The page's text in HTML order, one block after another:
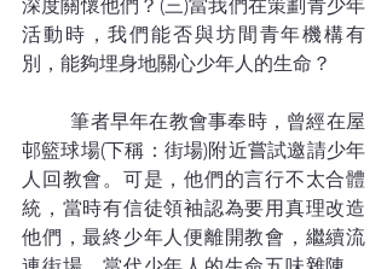
深度關懷他們？(三)當我們在策劃青少年
活動時，我們能否與坊間青年機構有
別，能夠埋身地關心少年人的生命？
	筆者早年在教會事奉時，曾經在屋
邨籃球場(下稱：街場)附近嘗試邀請少年
人回教會。可是，他們的言行不太合體
統，當時有信徒領袖認為要用真理改造
他們，最終少年人便離開教會，繼續流